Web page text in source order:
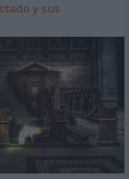
y sus